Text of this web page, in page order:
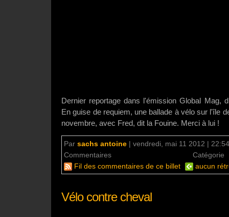
Dernier reportage dans l'émission Global Mag,
En guise de requiem, une ballade à vélo sur l'île
novembre, avec Fred, dit la Fouine. Merci à lui !
Par sachs antoine | vendredi, mai 11 2012 | 22:54
Commentaires
Catégorie
Fil des commentaires de ce billet
aucun
Vélo contre cheval